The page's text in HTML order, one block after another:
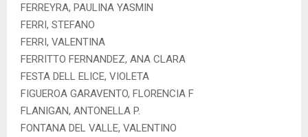
FERREYRA, PAULINA YASMIN
FERRI, STEFANO
FERRI, VALENTINA
FERRITTO FERNANDEZ, ANA CLARA
FESTA DELL ELICE, VIOLETA
FIGUEROA GARAVENTO, FLORENCIA F
FLANIGAN, ANTONELLA P.
FONTANA DEL VALLE, VALENTINO